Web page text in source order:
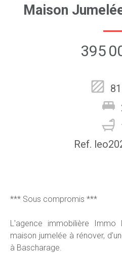
Maison
395
Ref.
*** Sous compromis ***
L'agence immobilière
maison jumelée à rénover,
à Bascharage.